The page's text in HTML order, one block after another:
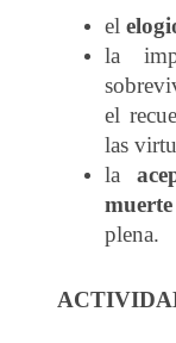
el
la
el
las
la
muerte
plena.